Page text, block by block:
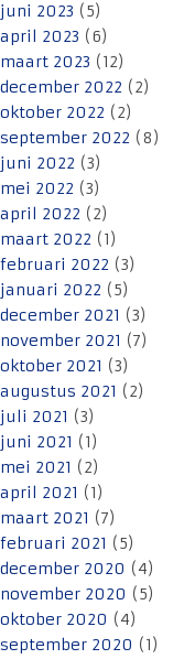
juni 2023 (5)
april 2023 (6)
maart 2023 (12)
december 2022 (2)
oktober 2022 (2)
september 2022 (8)
juni 2022 (3)
mei 2022 (3)
april 2022 (2)
maart 2022 (1)
februari 2022 (3)
januari 2022 (5)
december 2021 (3)
november 2021 (7)
oktober 2021 (3)
augustus 2021 (2)
juli 2021 (3)
juni 2021 (1)
mei 2021 (2)
april 2021 (1)
maart 2021 (7)
februari 2021 (5)
december 2020 (4)
november 2020 (5)
oktober 2020 (4)
september 2020 (1)